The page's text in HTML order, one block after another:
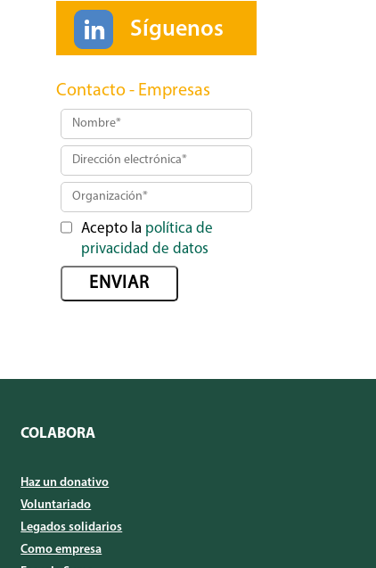
Síguenos
Contacto - Empresas
Acepto la política de
privacidad de datos
COLABORA
Haz un donativo
Voluntariado
Legados solidarios
Como empresa